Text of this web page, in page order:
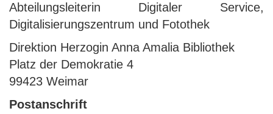
Abteilungsleiterin Digitaler Service,
Digitalisierungszentrum und Fotothek
Direktion Herzogin Anna Amalia Bibliothek
Platz der Demokratie 4
99423 Weimar
Postanschrift